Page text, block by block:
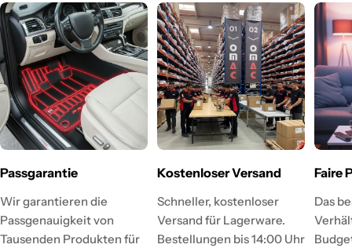
Passgarantie
Wir garantieren die
Passgenauigkeit von
Tausenden Produkten für
Kostenloser Versand
Schneller, kostenloser
Versand für Lagerware.
Bestellungen bis 14:00 Uhr
Faire
Das